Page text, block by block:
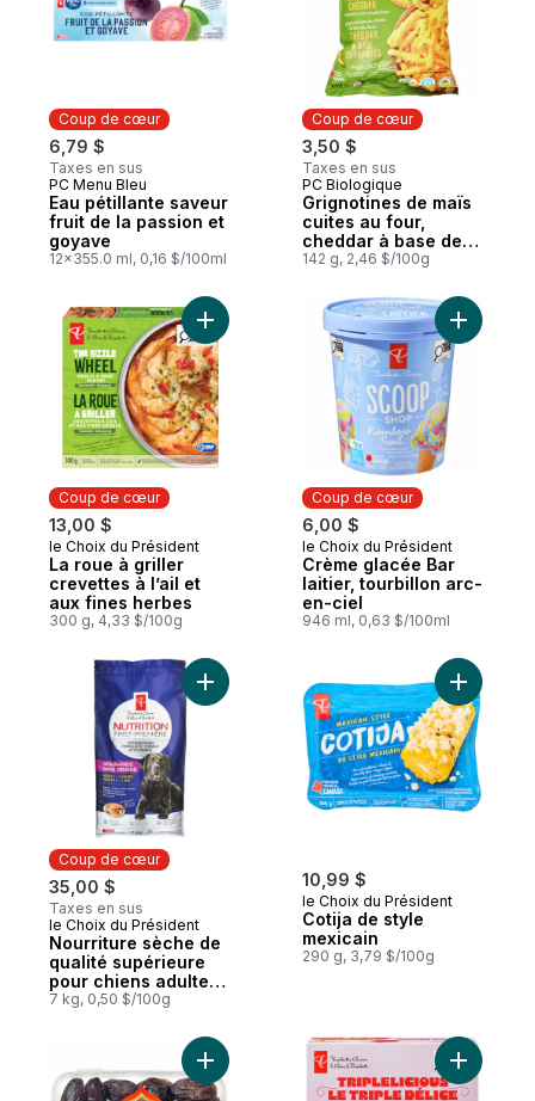
Coup de cœur
6,79 $
Taxes en sus
Coup de cœur
PC Menu Bleu
Eau pétillante saveur
fruit de la passion et
goyave
12x355.0 ml, 0,16 $/100ml
Coup de cœur
3,50 $
Taxes en sus
Coup de cœur
PC Biologique
Grignotines de maïs
cuites au four,
cheddar à base de
plantes
142 g, 2,46 $/100g
Coup de cœur
13,00 $
Coup de cœur
le Choix du Président
La roue à griller
crevettes à l’ail et
aux fines herbes
300 g, 4,33 $/100g
Ajouter La roue à griller crevettes à l’ail
Coup de cœur
6,00 $
Coup de cœur
le Choix du Président
Crème glacée Bar
laitier, tourbillon arc-
en-ciel
946 ml, 0,63 $/100ml
Ajouter
Coup de cœur
35,00 $
Taxes en sus
Coup de cœur
le Choix du Président
Nourriture sèche de
qualité supérieure
pour chiens adultes
Nutrition première
pommes de terre et
aux pois
7 kg, 0,50 $/100g
Ajouter Nourriture sèche de qualité
10,99 $
le Choix du Président
Cotija de style
mexicain
290 g, 3,79 $/100g
Ajouter
Ajouter Dattes entières sucrées deAjouter